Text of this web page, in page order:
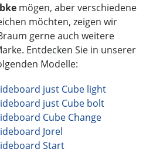
mögen, aber verschiedene
möchten, zeigen wir
gerne auch weitere
Entdecken Sie in unserer
Modelle:
just Cube light
just Cube bolt
Cube Change
Jorel
Start